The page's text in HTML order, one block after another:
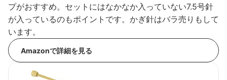
プがおすすめ。セットにはなかなか入っていない7.5号針
が入っているのもポイントです。かぎ針はバラ売りもして
います。
Amazonで詳細を見る